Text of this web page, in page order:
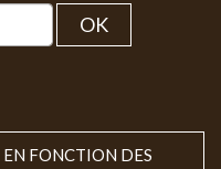
OK
EN FONCTION DES